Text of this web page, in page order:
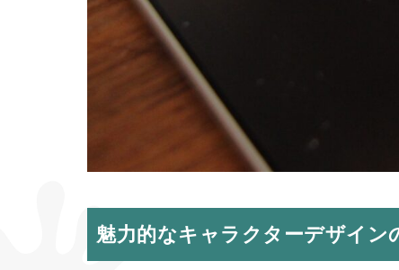
魅力的なキャラクターデザイン